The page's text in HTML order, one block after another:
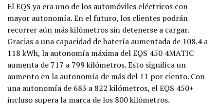
El EQS ya era uno de los automóviles eléctricos con
mayor autonomía. En el futuro, los clientes podrán
recorrer aún más kilómetros sin detenerse a cargar.
Gracias a una capacidad de batería aumentada de 108.4 a
118 kWh, la autonomía máxima del EQS 450 4MATIC
aumenta de 717 a 799 kilómetros. Esto significa un
aumento en la autonomía de más del 11 por ciento. Con
una autonomía de 683 a 822 kilómetros, el EQS 450+
incluso supera la marca de los 800 kilómetros.